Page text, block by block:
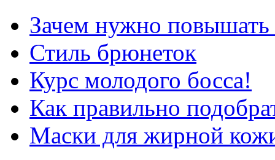
Зачем нужно
Стиль брюнеток
Курс молодого босса!
Как правильно
Маски для жирной